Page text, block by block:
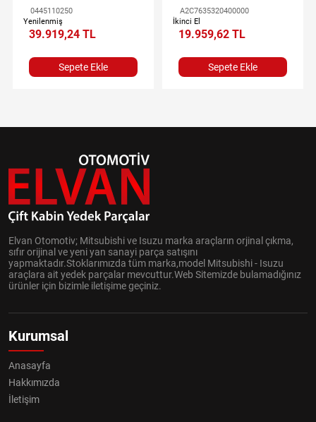
0445110250
Yenilenmiş
39.919,24 TL
Sepete Ekle
A2C7635320400000
İkinci El
19.959,62 TL
Sepete Ekle
Elvan Otomotiv; Mitsubishi ve Isuzu marka araçların orjinal çıkma,
sıfır orijinal ve yeni yan sanayi parça satışını
yapmaktadır.Stoklarımızda tüm marka,model Mitsubishi - Isuzu
araçlara ait yedek parçalar mevcuttur.Web Sitemizde bulamadığınız
ürünler için bizimle iletişime geçiniz.
Kurumsal
Anasayfa
Hakkımızda
İletişim